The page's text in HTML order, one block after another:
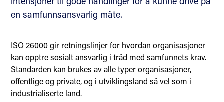
en samfunnsansvarlig måte.
ISO 26000 gir retningslinjer for hvordan organisasjoner
kan opptre sosialt ansvarlig i tråd med samfunnets krav.
Standarden kan brukes av alle typer organisasjoner,
offentlige og private, og i utviklingsland så vel som i
industrialiserte land.